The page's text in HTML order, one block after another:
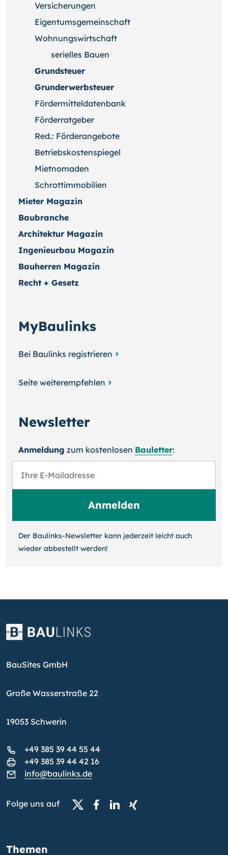
Versicherungen
Eigentumsgemeinschaft
Wohnungswirtschaft
serielles Bauen
Grundsteuer
Grunderwerbsteuer
Fördermitteldatenbank
Förderratgeber
Red.: Förderangebote
Betriebskostenspiegel
Mietnomaden
Schrottimmobilien
Mieter Magazin
Baubranche
Architektur Magazin
Ingenieurbau Magazin
Bauherren Magazin
Recht + Gesetz
MyBaulinks
Bei Baulinks registrieren
Seite weiterempfehlen
Newsletter
Anmeldung zum kosten­losen Bauletter:
Der Baulinks-Newsletter kann jeder­zeit leicht auch
wieder ab­bestellt werden!
BauSites GmbH
Große Wasserstraße 22
19053 Schwerin
+49 385 39 44 55 44
+49 385 39 44 42 16
info@baulinks.de
Folge uns auf
Themen